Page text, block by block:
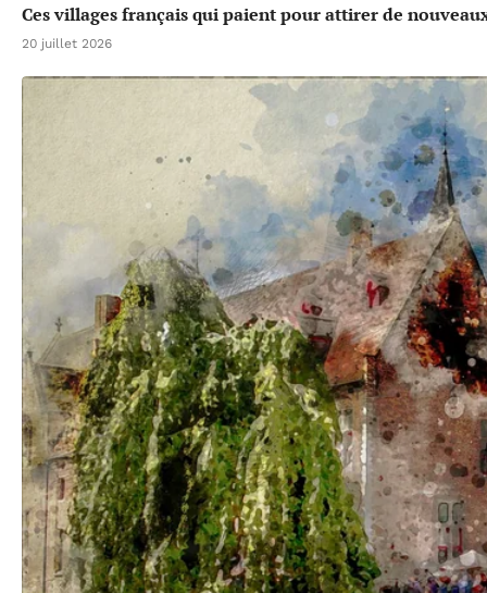
Ces villages français qui paient pour attirer de
20 juillet 2026